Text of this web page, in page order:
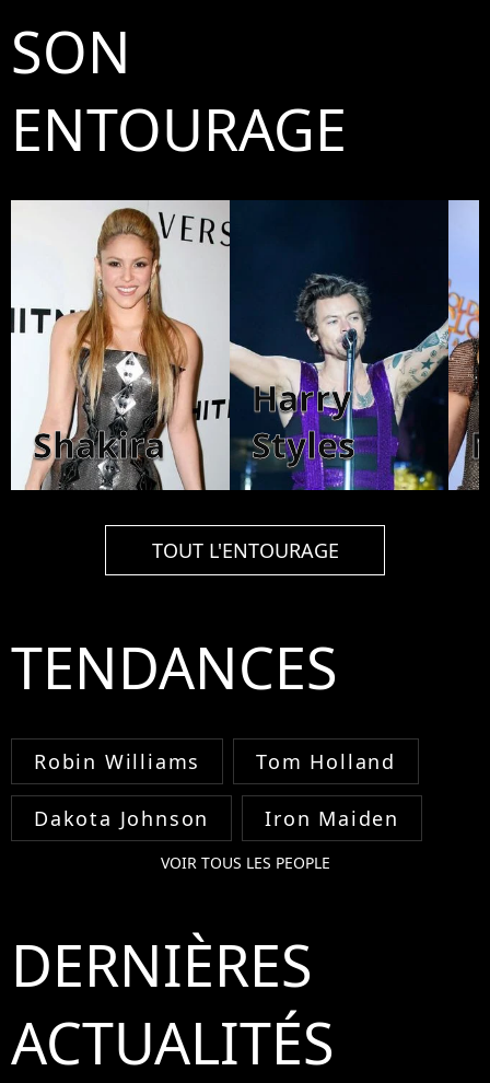
SON
ENTOURAGE
Shakira
Harry
Styles
TOUT L'ENTOURAGE
TENDANCES
Robin Williams Tom Holland
Dakota Johnson Iron Maiden
VOIR TOUS LES PEOPLE
DERNIÈRES
ACTUALITÉS